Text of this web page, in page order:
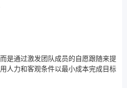
是通过激发团队成员的自愿跟随来提
人力和客观条件以最小成本完成目标